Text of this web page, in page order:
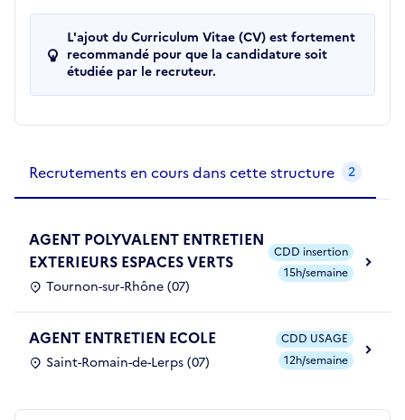
L'ajout du Curriculum Vitae (CV) est fortement
recommandé pour que la candidature soit
étudiée par le recruteur.
Recrutements en cours dans cette structure 2
AGENT POLYVALENT ENTRETIEN
EXTERIEURS ESPACES VERTS
Tournon-sur-Rhône (07)
CDD insertion
15h/semaine
AGENT ENTRETIEN ECOLE
Saint-Romain-de-Lerps (07)
CDD USAGE
12h/semaine